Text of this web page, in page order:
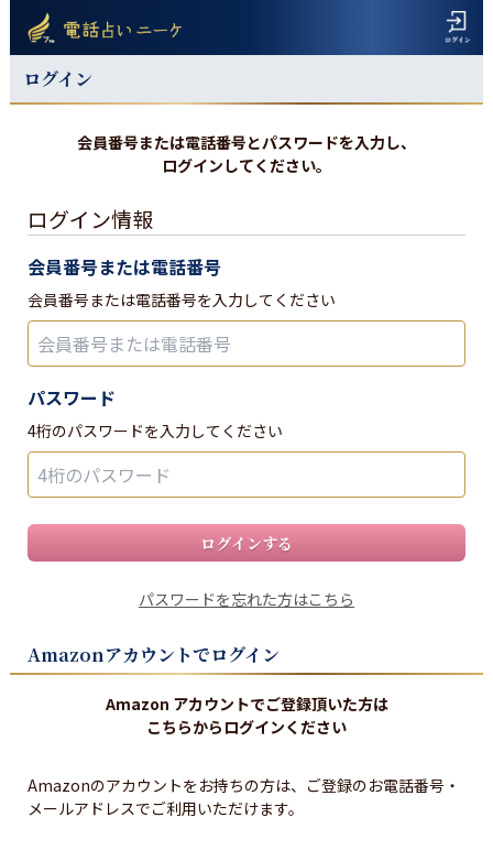
ログイン
会員番号または電話番号とパスワードを入力し、
ログインしてください。
ログイン情報
会員番号または電話番号
会員番号または電話番号を入力してください
パスワード
4桁のパスワードを入力してください
ログインする
パスワードを忘れた方はこちら
Amazonアカウントでログイン
Amazon アカウントでご登録頂いた方は
こちらからログインください
Amazonのアカウントをお持ちの方は、ご登録のお電話番号・
メールアドレスでご利用いただけます。